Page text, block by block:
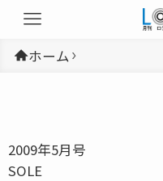
ホーム
2009年5月号
SOLE